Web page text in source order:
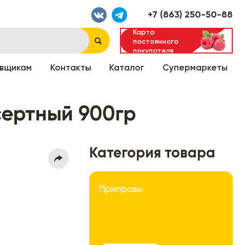
+7 (863) 250-50-88
Карта
постоянного
покупателя
Контакты Каталог Супермаркеты
900гр
Категория товара
Приправы